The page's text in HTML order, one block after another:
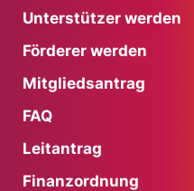
Unterstützer werden
Förderer werden
Mitgliedsantrag
FAQ
Leitantrag
Finanzordnung